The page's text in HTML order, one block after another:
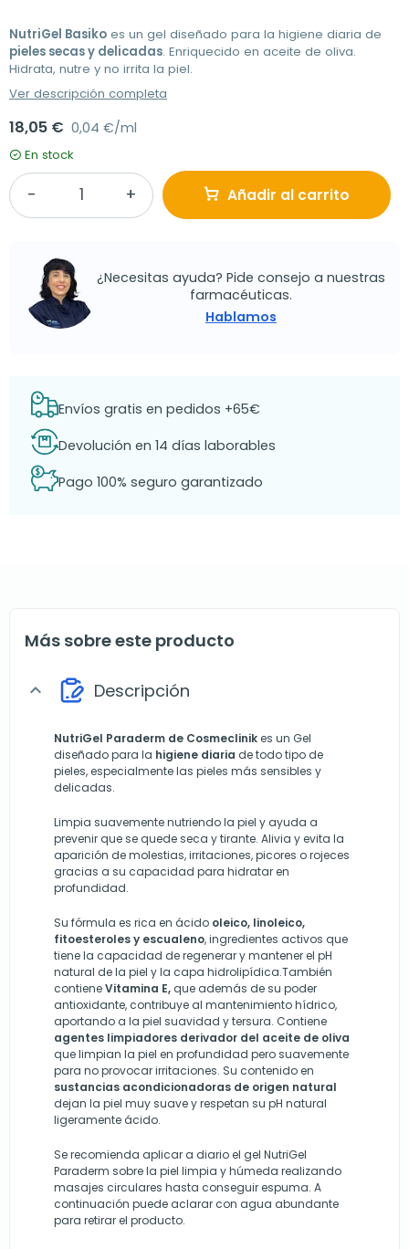
NutriGel Basiko es un gel diseñado para la higiene diaria de
pieles secas y delicadas. Enriquecido en aceite de oliva.
Hidrata, nutre y no irrita la piel.
Ver descripción completa
18,05 € 0,04 €/ml
En stock
Añadir al carrito
¿Necesitas ayuda? Pide consejo a nuestras
farmacéuticas.
Hablamos
Envíos gratis en pedidos +65€
Devolución en 14 días laborables
Pago 100% seguro garantizado
Más sobre este producto
expand_more Descripción
NutriGel Paraderm de Cosmeclinikes un Gel
diseñado para la higiene diaria de todo tipo de
pieles, especialmente las pieles más sensibles y
delicadas.
Limpia suavemente nutriendo la piel y ayuda a
prevenir que se quede seca y tirante. Alivia y evita la
aparición de molestias, irritaciones, picores o rojeces
gracias a su capacidad para hidratar en
profundidad.
Su fórmula es rica en ácido oleico, linoleico,
fitoesteroles y escualeno, ingredientes activos que
tiene la capacidad de regenerar y mantener el pH
natural de la piel y la capa hidrolipídica.También
contieneVitamina E, que además de su poder
antioxidante, contribuye al mantenimiento hídrico,
aportando a la piel suavidad y tersura. Contiene
agentes limpiadores derivador del aceite de oliva
que limpian la piel en profundidad pero suavemente
para no provocar irritaciones. Su contenido en
sustancias acondicionadoras de origen natural
dejan la piel muy suave y respetan su pH natural
ligeramente ácido.
Se recomienda aplicar a diario el gel NutriGel
Paraderm sobre la piel limpia y húmeda realizando
masajes circulares hasta conseguir espuma. A
continuación puede aclarar con agua abundante
para retirar el producto.